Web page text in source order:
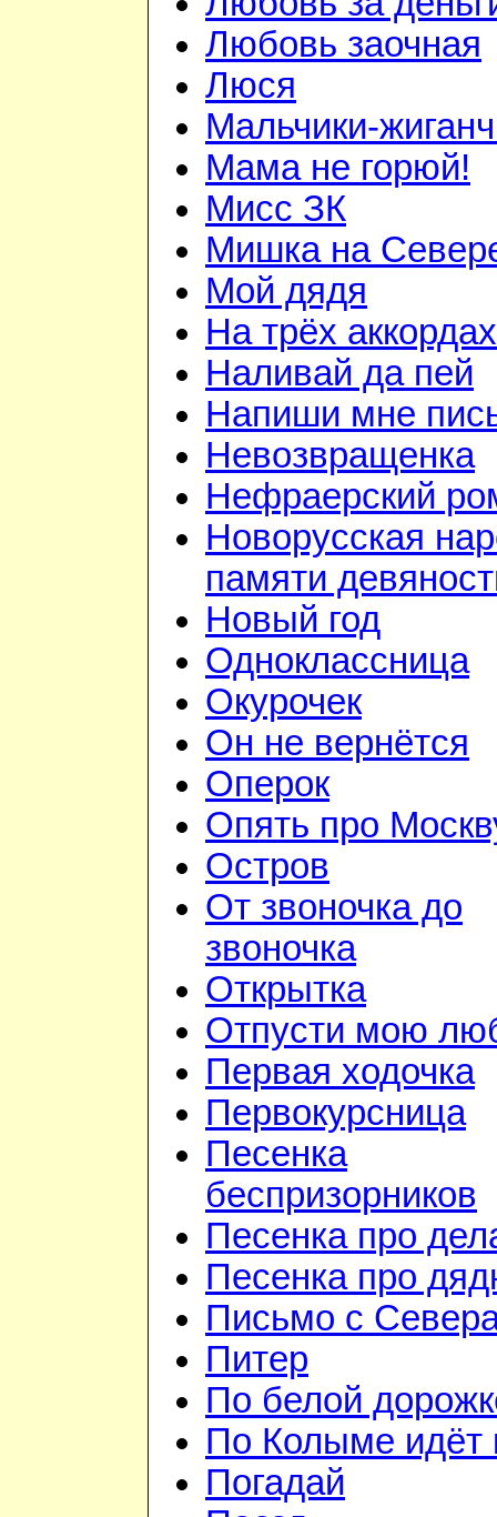
Любовь заочная
Люся
Мальчики-
Мама не горюй!
Мисс ЗК
Мишка на
Мой дядя
На трёх аккордах
Наливай да пей
Напиши мне
Невозвращенка
Нефраерский
Новорусская
памяти
Новый год
Одноклассница
Окурочек
Он не вернётся
Оперок
Опять про
Остров
От звоночка до
звоночка
Открытка
Отпусти мою
Первая ходочка
Первокурсница
Песенка
беспризорников
Песенка про
Песенка про
Письмо с
Питер
По белой
По Колыме идёт
Погадай